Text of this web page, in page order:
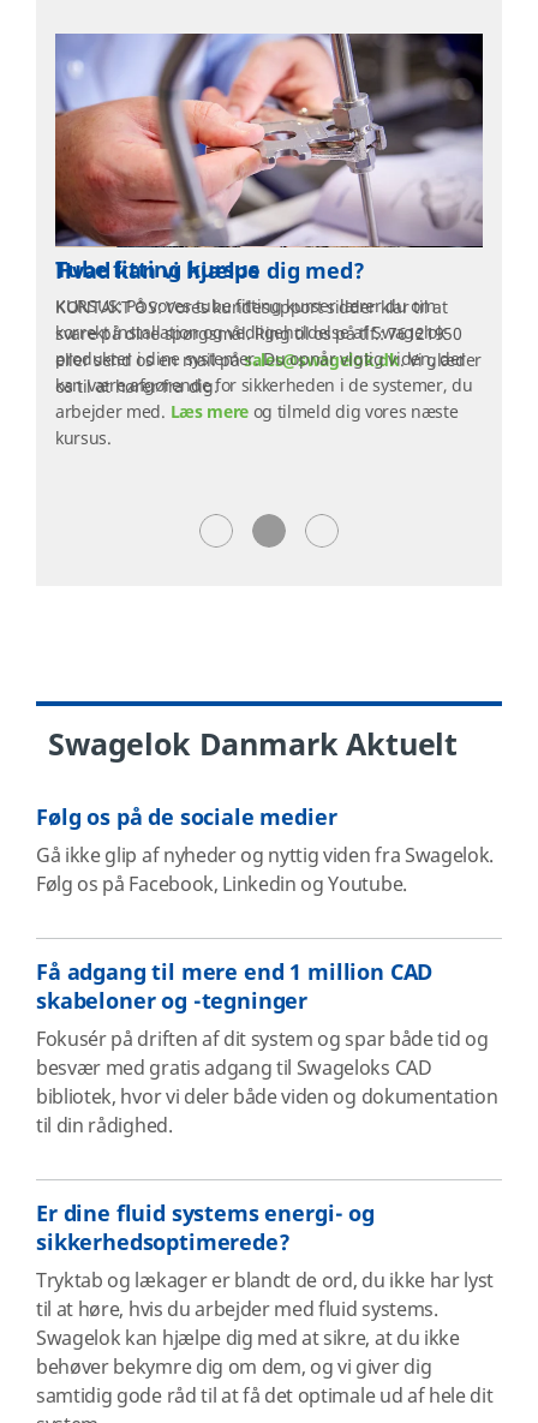
Tube fitting kursus
KURSUS: På vores tube fitting kurser lærer du om
korrekt installation og vedligeholdelse af Swagelok
produkter i dine systemer. Du opnår vigtig viden, der
kan være afgørende for sikkerheden i de systemer, du
arbejder med. Læs mereog tilmeld dig vores næste
kursus.
Swagelok Danmark Aktuelt
Følg os på de sociale medier
Gå ikke glip af nyheder og nyttig viden fra Swagelok.
Følg os på Facebook, Linkedin og Youtube.
Få adgang til mere end 1 million CAD
skabeloner og -tegninger
Fokusér på driften af dit system og spar både tid og
besvær med gratis adgang til Swageloks CAD
bibliotek, hvor vi deler både viden og dokumentation
til din rådighed.
Er dine fluid systems energi- og
sikkerhedsoptimerede?
Tryktab og lækager er blandt de ord, du ikke har lyst
til at høre, hvis du arbejder med fluid systems.
Swagelok kan hjælpe dig med at sikre, at du ikke
behøver bekymre dig om dem, og vi giver dig
samtidig gode råd til at få det optimale ud af hele dit